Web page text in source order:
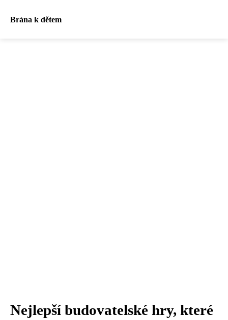
Brána k dětem
Nejlepší budovatelské hry, které